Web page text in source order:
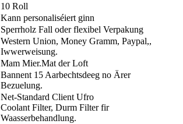
10 Roll
Kann personaliséiert ginn
Sperrholz Fall oder flexibel Verpakung
Western Union, Money Gramm, Paypal,,
Iwwerweisung.
Mam Mier.Mat der Loft
Bannent 15 Aarbechtsdeeg no Ärer
Bezuelung.
Net-Standard Client Ufro
Coolant Filter, Durm Filter fir
Waasserbehandlung.